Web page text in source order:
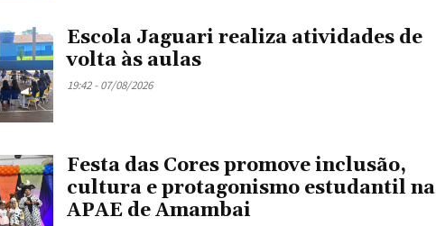
Escola Jaguari realiza atividades de
volta às aulas
19:42 - 07/08/2026
Festa das Cores promove inclusão,
cultura e protagonismo estudantil na
APAE de Amambai